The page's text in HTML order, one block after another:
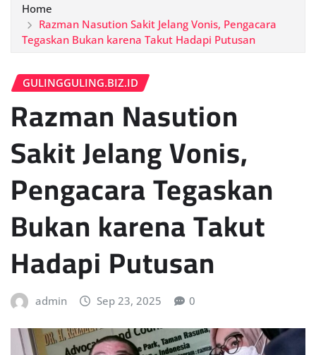
Home
Razman Nasution Sakit Jelang Vonis, Pengacara
Tegaskan Bukan karena Takut Hadapi Putusan
GULINGGULING.BIZ.ID
Razman Nasution
Sakit Jelang Vonis,
Pengacara Tegaskan
Bukan karena Takut
Hadapi Putusan
admin Sep 23, 2025 0